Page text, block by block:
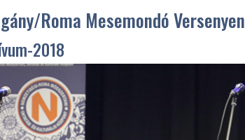
Roma Mesemondó Versenyen
2018